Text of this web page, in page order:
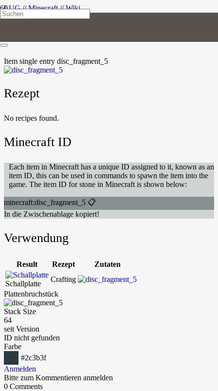
LUG//Minecraft//Wiki
Item single entry disc_fragment_5
Rezept
No recipes found.
Minecraft ID
Each item in Minecraft has a unique ID assigned to it, known as an
item ID, this can be used in commands to spawn the item into the
game. The item ID for stone in Minecraft is shown below:
minecraft:disc_fragment_5 📋
In die Zwischenablage kopiert!
Verwendung
Result Rezept Zutaten
Schallplatte
Crafting
Plattenbruchstück
Stack Size
64
seit Version
ID nicht gefunden
Farbe
#2c3b3f
Anmelden
Bitte zum Kommentieren anmelden
0 Comments